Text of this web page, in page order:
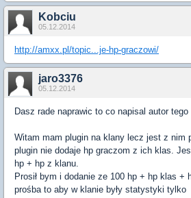
Kobciu
05.12.2014
http://amxx.pl/topic...je-hp-graczowi/
jaro3376
05.12.2014
Dasz rade naprawic to co napisal autor tego
Witam mam plugin na klany lecz jest z nim
plugin nie dodaje hp graczom z ich klas.
hp + hp z klanu.
Prosił bym i dodanie ze 100 hp + hp klas +
prośba to aby w klanie były statystyki tylko